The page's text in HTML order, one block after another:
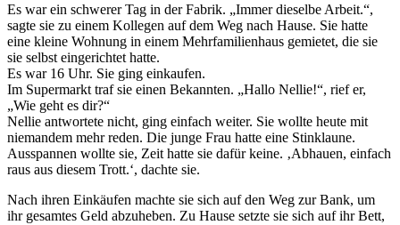
Es war ein schwerer Tag in der Fabrik. „Immer dieselbe Arbeit.“,
sagte sie zu einem Kollegen auf dem Weg nach Hause. Sie hatte
eine kleine Wohnung in einem Mehrfamilienhaus gemietet, die sie
sie selbst eingerichtet hatte.
Es war 16 Uhr. Sie ging einkaufen.
Im Supermarkt traf sie einen Bekannten. „Hallo Nellie!“, rief er,
„Wie geht es dir?“
Nellie antwortete nicht, ging einfach weiter. Sie wollte heute mit
niemandem mehr reden. Die junge Frau hatte eine Stinklaune.
Ausspannen wollte sie, Zeit hatte sie dafür keine. ‚Abhauen, einfach
raus aus diesem Trott.‘, dachte sie.
Nach ihren Einkäufen machte sie sich auf den Weg zur Bank, um
ihr gesamtes Geld abzuheben. Zu Hause setzte sie sich auf ihr Bett,